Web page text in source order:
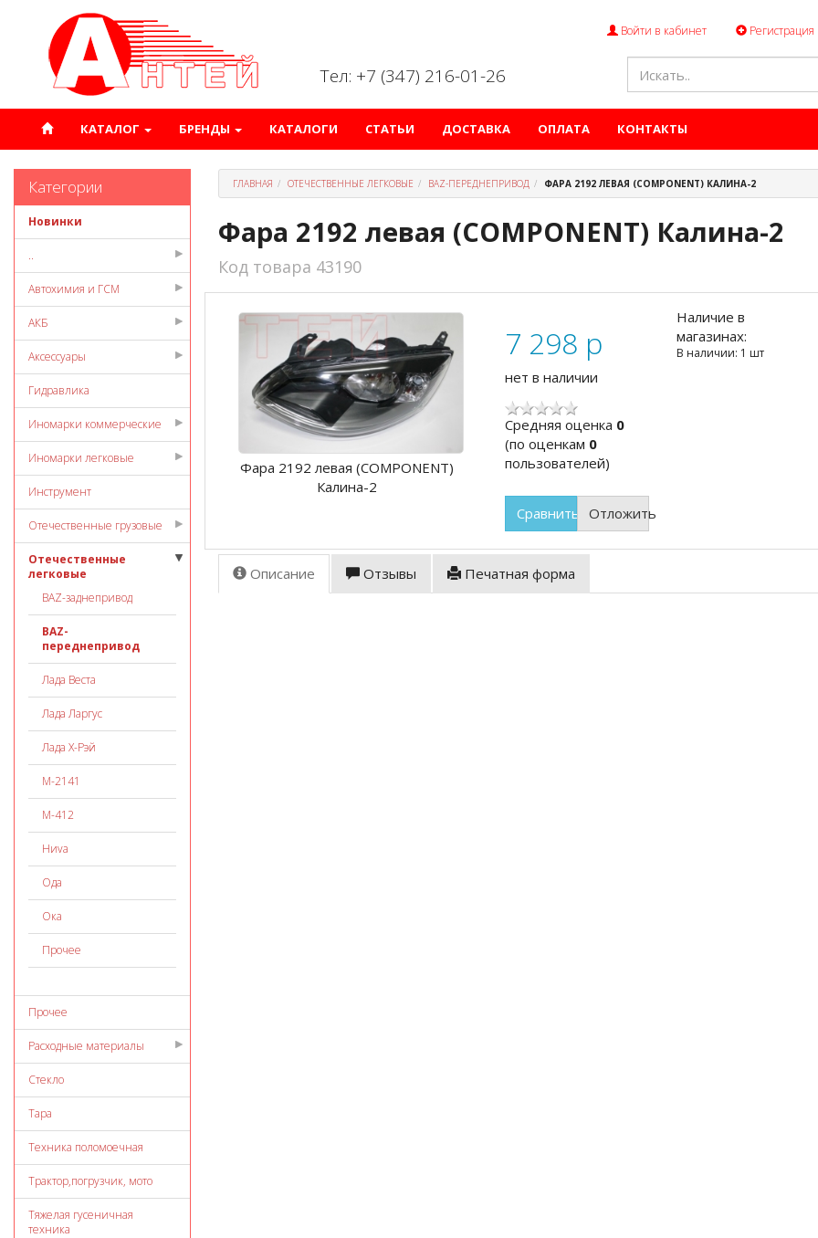
Войти в кабинет Регистрация
Тел: +7 (347) 216-01-26
КАТАЛОГ БРЕНДЫ КАТАЛОГИ СТАТЬИ ДОСТАВКА ОПЛАТА КОНТАКТЫ
Категории
Новинки
..
Автохимия и ГСМ
АКБ
Аксессуары
Гидравлика
Иномарки коммерческие
Иномарки легковые
Инструмент
Отечественные грузовые
Отечественные
легковые
ВАZ-заднепривод
ВАZ-
переднепривод
Лада Веста
Лада Ларгус
Лада Х-Рэй
М-2141
М-412
Ниvа
Ода
Ока
Прочее
Прочее
Расходные материалы
Стекло
Тара
Техника поломоечная
Трактор,погрузчик, мото
Тяжелая гусеничная
техника
ГЛАВНАЯ ОТЕЧЕСТВЕННЫЕ ЛЕГКОВЫЕ ВАZ-ПЕРЕДНЕПРИВОД ФАРА 2192 ЛЕВАЯ (COMPONENT) КАЛИНА-2
Фара 2192 левая (COMPONENT) Калина-2
Код товара 43190
Фара 2192 левая (COMPONENT)
Калина-2
7 298 p
нет в наличии
Cредняя оценка 0
(по оценкам 0
пользователей)
Сравнить Отложить
Наличие в
магазинах:
В наличии: 1 шт
Описание Отзывы Печатная форма